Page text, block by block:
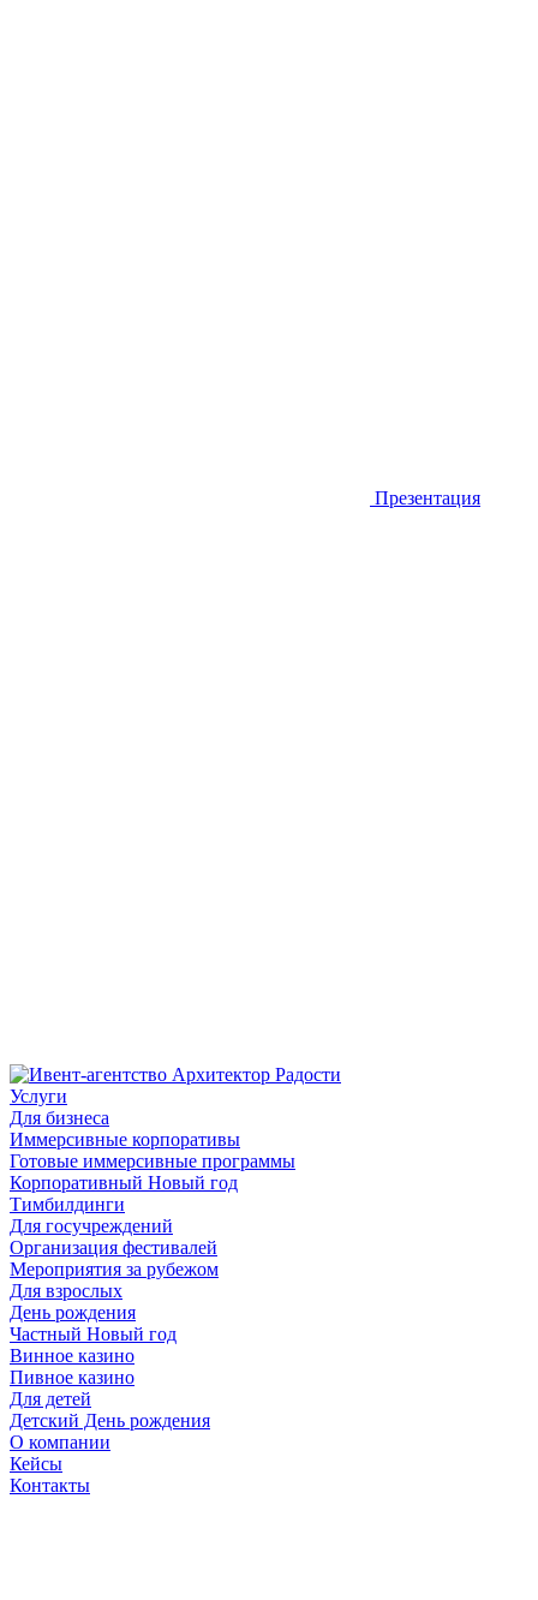
Презентация
Услуги
Для бизнеса
Иммерсивные корпоративы
Готовые иммерсивные программы
Корпоративный Новый год
Тимбилдинги
Для госучреждений
Организация фестивалей
Мероприятия за рубежом
Для взрослых
День рождения
Частный Новый год
Винное казино
Пивное казино
Для детей
Детский День рождения
О компании
Кейсы
Контакты